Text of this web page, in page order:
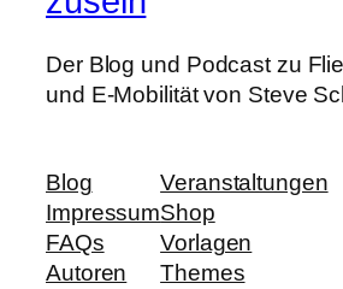
Der Blog und Podcast zu
und E-Mobilität von Steve
Blog
Impressum
FAQs
Autoren
Veranstaltungen
Shop
Vorlagen
Themes